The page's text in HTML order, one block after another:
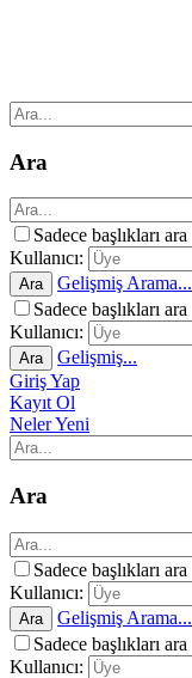
Ara
Sadece başlıkları ara
Kullanıcı:
Ara
Gelişmiş Arama...
Sadece başlıkları ara
Kullanıcı:
Ara
Gelişmiş...
Giriş Yap
Kayıt Ol
Neler Yeni
Ara
Sadece başlıkları ara
Kullanıcı:
Ara
Gelişmiş Arama...
Sadece başlıkları ara
Kullanıcı: